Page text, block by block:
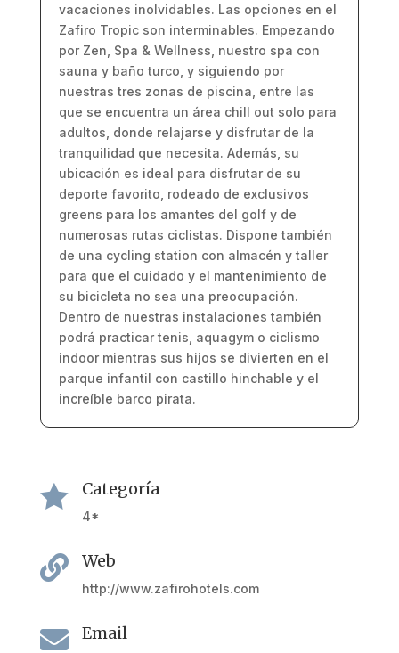
vacaciones inolvidables. Las opciones en el
Zafiro Tropic son interminables. Empezando
por Zen, Spa & Wellness, nuestro spa con
sauna y baño turco, y siguiendo por
nuestras tres zonas de piscina, entre las
que se encuentra un área chill out solo para
adultos, donde relajarse y disfrutar de la
tranquilidad que necesita. Además, su
ubicación es ideal para disfrutar de su
deporte favorito, rodeado de exclusivos
greens para los amantes del golf y de
numerosas rutas ciclistas. Dispone también
de una cycling station con almacén y taller
para que el cuidado y el mantenimiento de
su bicicleta no sea una preocupación.
Dentro de nuestras instalaciones también
podrá practicar tenis, aquagym o ciclismo
indoor mientras sus hijos se divierten en el
parque infantil con castillo hinchable y el
increíble barco pirata.
 Categoría
4*
 Web
http://www.zafirohotels.com
 Email